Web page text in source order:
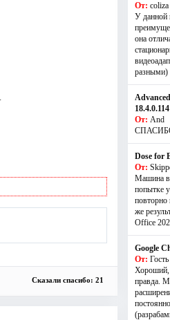
Сказали спасибо: 21
От: coliza
У данной
она
разными)
18.4.0.114
От: And
Dose for
От:
Машина
попытке
повторно
же
Offiсe
Google
От:
Хороший,
правда.